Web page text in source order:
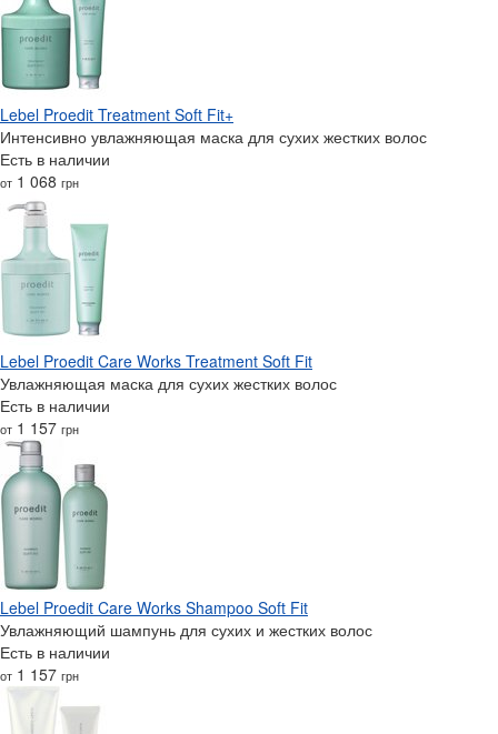
Lebel Proedit Treatment Soft Fit+
Интенсивно увлажняющая маска для сухих жестких волос
Есть в наличии
от 1 068 грн
Lebel Proedit Care Works Treatment Soft Fit
Увлажняющая маска для сухих жестких волос
Есть в наличии
от 1 157 грн
Lebel Proedit Care Works Shampoo Soft Fit
Увлажняющий шампунь для сухих и жестких волос
Есть в наличии
от 1 157 грн